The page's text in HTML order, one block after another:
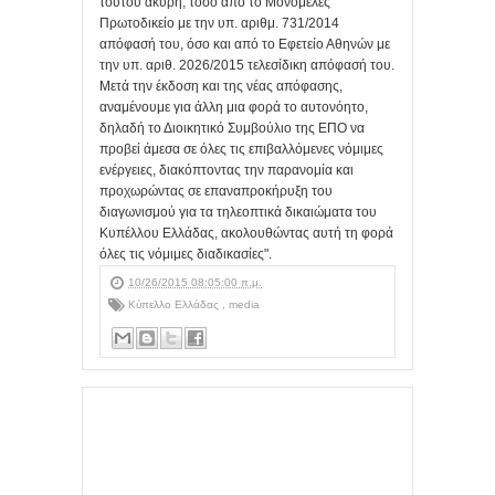
Πρωτοδικείο με την υπ. αριθμ. 731/2014
απόφασή του, όσο και από το Εφετείο Αθηνών με
την υπ. αριθ. 2026/2015 τελεσίδικη απόφασή του.
Μετά την έκδοση και της νέας απόφασης,
αναμένουμε για άλλη μια φορά το αυτονόητο,
δηλαδή το Διοικητικό Συμβούλιο της ΕΠΟ να
προβεί άμεσα σε όλες τις επιβαλλόμενες νόμιμες
ενέργειες, διακόπτοντας την παρανομία και
προχωρώντας σε επαναπροκήρυξη του
διαγωνισμού για τα τηλεοπτικά δικαιώματα του
Κυπέλλου Ελλάδας, ακολουθώντας αυτή τη φορά
όλες τις νόμιμες διαδικασίες".
10/26/2015 08:05:00 π.μ.
Κύπελλο Ελλάδας
media